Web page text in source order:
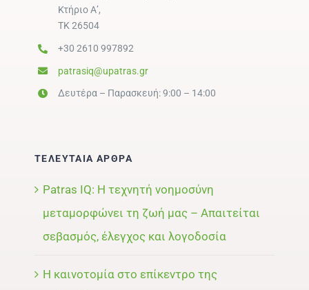
Κτήριο Α’,
ΤΚ 26504
+30 2610 997892
patrasiq@upatras.gr
Δευτέρα – Παρασκευή: 9:00 – 14:00
ΤΕΛΕΥΤΑΙΑ ΑΡΘΡΑ
Patras IQ: Η τεχνητή νοημοσύνη
μεταμορφώνει τη ζωή μας – Απαιτείται
σεβασμός, έλεγχος και λογοδοσία
Η καινοτομία στο επίκεντρο της